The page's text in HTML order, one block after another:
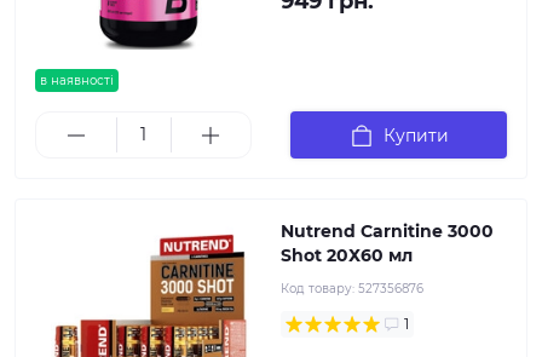
в наявності
Купити
Nutrend Carnitine 3000
Shot 20Х60 мл
Код товару: 527356876
1